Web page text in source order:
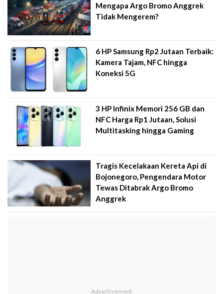
Mengapa Argo Bromo Anggrek
Tidak Mengerem?
6 HP Samsung Rp2 Jutaan Terbaik:
Kamera Tajam, NFC hingga
Koneksi 5G
3 HP Infinix Memori 256 GB dan
NFC Harga Rp1 Jutaan, Solusi
Multitasking hingga Gaming
Tragis Kecelakaan Kereta Api di
Bojonegoro, Pengendara Motor
Tewas Ditabrak Argo Bromo
Anggrek